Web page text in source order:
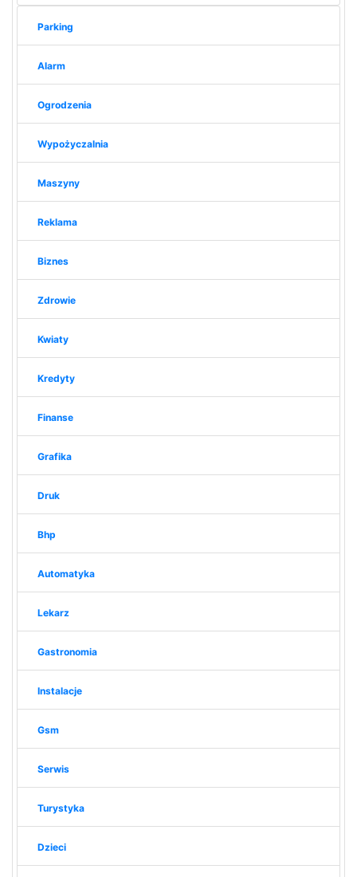
Parking
Alarm
Ogrodzenia
Wypożyczalnia
Maszyny
Reklama
Biznes
Zdrowie
Kwiaty
Kredyty
Finanse
Grafika
Druk
Bhp
Automatyka
Lekarz
Gastronomia
Instalacje
Gsm
Serwis
Turystyka
Dzieci